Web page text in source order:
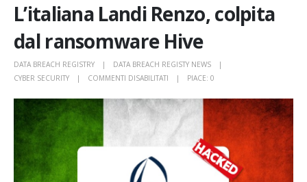
L’italiana Landi Renzo, colpita
dal ransomware Hive
DATA BREACH REGISTRY
DATA BREACH REGISTY NEWS
CYBER SECURITY
COMMENTI DISABILITATI
LANDI
RENZO,
DAL
RANSOMWARE
PIACE: 0